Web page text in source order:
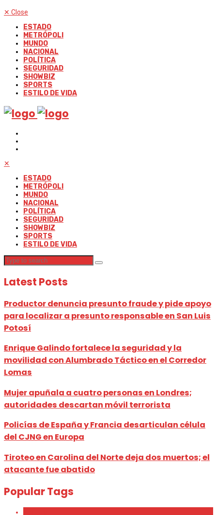
✕ Close
ESTADO
METRÓPOLI
MUNDO
NACIONAL
POLÍTICA
SEGURIDAD
SHOWBIZ
SPORTS
ESTILO DE VIDA
✕
ESTADO
METRÓPOLI
MUNDO
NACIONAL
POLÍTICA
SEGURIDAD
SHOWBIZ
SPORTS
ESTILO DE VIDA
Latest Posts
Productor denuncia presunto fraude y pide apoyo
para localizar a presunto responsable en San Luis
Potosí
Enrique Galindo fortalece la seguridad y la
movilidad con Alumbrado Táctico en el Corredor
Lomas
Mujer apuñala a cuatro personas en Londres;
autoridades descartan móvil terrorista
Policías de España y Francia desarticulan célula
del CJNG en Europa
Tiroteo en Carolina del Norte deja dos muertos; el
atacante fue abatido
Popular Tags